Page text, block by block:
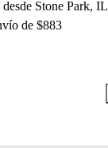
Stone Park, IL
de $883